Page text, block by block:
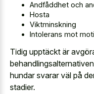
Andfåddhet och
Hosta
Viktminskning
Intolerans mot
Tidig upptäckt är
hundar svarar väl på
stadier.